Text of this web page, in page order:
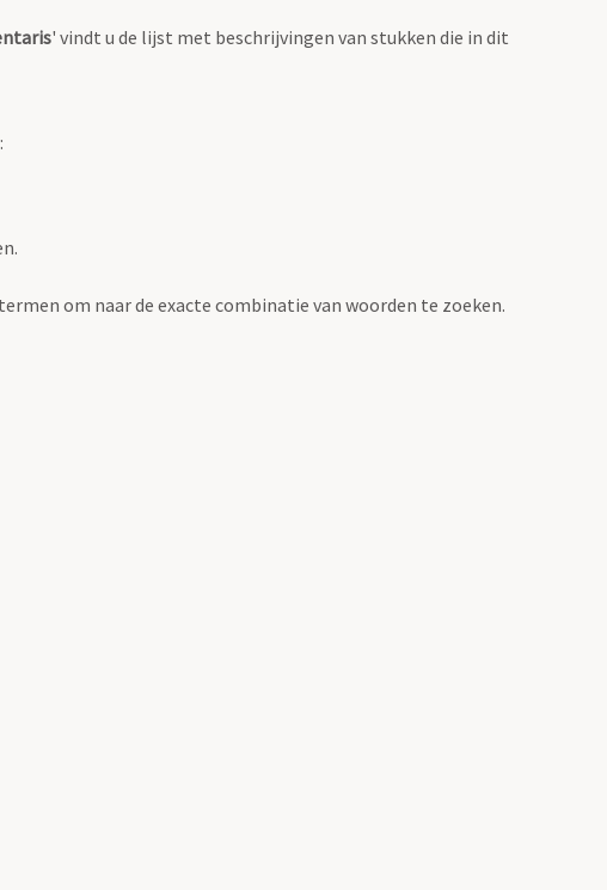
' vindt u de lijst met beschrijvingen van stukken die in dit
om naar de exacte combinatie van woorden te zoeken.